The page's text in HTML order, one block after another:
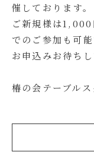
催しております。
ご新規様は
でのご参加も可能
お申込みお待ちし
椿の会テーブル